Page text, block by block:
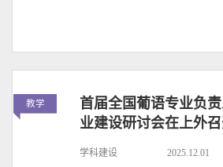
教学
首届全国葡语专业负
业建设研讨会在上外
学科建设 2025.12.01